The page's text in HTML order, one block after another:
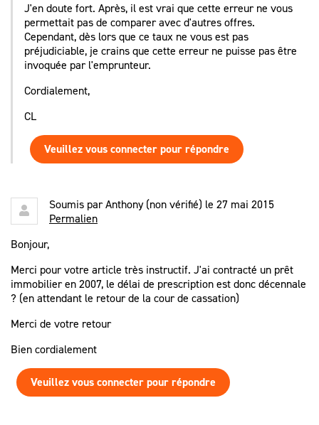
J'en doute fort. Après, il est vrai que cette erreur ne vous
permettait pas de comparer avec d'autres offres.
Cependant, dès lors que ce taux ne vous est pas
préjudiciable, je crains que cette erreur ne puisse pas être
invoquée par l'emprunteur.
Cordialement,
CL
Veuillez vous connecter pour répondre
Soumis parAnthony (non vérifié) le 27 mai 2015
Permalien
Bonjour,
Merci pour votre article très instructif. J'ai contracté un prêt
immobilier en 2007, le délai de prescription est donc décennale
? (en attendant le retour de la cour de cassation)
Merci de votre retour
Bien cordialement
Veuillez vous connecter pour répondre